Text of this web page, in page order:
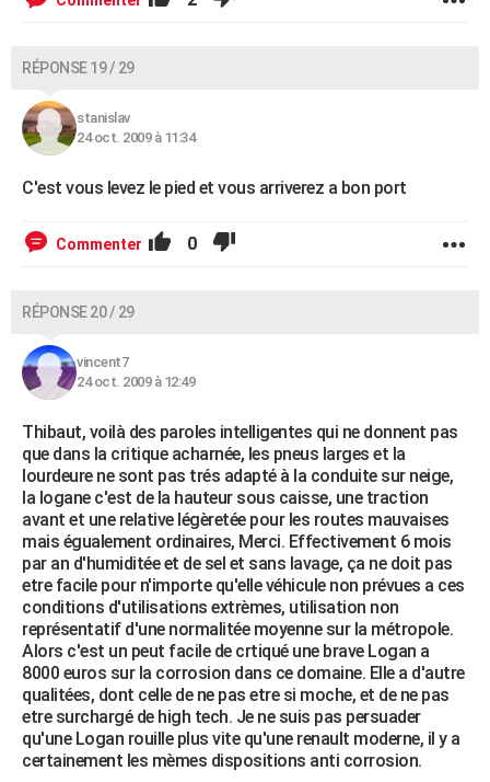
RÉPONSE 19 / 29
stanislav
24 oct. 2009 à 11:34
C'est vous levez le pied et vous arriverez a bon port
Commenter 0
RÉPONSE 20 / 29
vincent7
24 oct. 2009 à 12:49
Thibaut, voilà des paroles intelligentes qui ne donnent pas
que dans la critique acharnée, les pneus larges et la
lourdeure ne sont pas trés adapté à la conduite sur neige,
la logane c'est de la hauteur sous caisse, une traction
avant et une relative légèretée pour les routes mauvaises
mais égualement ordinaires, Merci. Effectivement 6 mois
par an d'humiditée et de sel et sans lavage, ça ne doit pas
etre facile pour n'importe qu'elle véhicule non prévues a ces
conditions d'utilisations extrèmes, utilisation non
représentatif d'une normalitée moyenne sur la métropole.
Alors c'est un peut facile de crtiqué une brave Logan a
8000 euros sur la corrosion dans ce domaine. Elle a d'autre
qualitées, dont celle de ne pas etre si moche, et de ne pas
etre surchargé de high tech. Je ne suis pas persuader
qu'une Logan rouille plus vite qu'une renault moderne, il y a
certainement les mèmes dispositions anti corrosion.